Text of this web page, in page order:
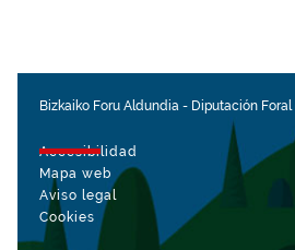
Bizkaiko Foru Aldundia - Diputación
Accesibilidad
Mapa web
Aviso legal
Cookies